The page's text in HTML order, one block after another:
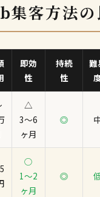
集客方法の
即効
性
持続
性
難
△
3〜6
ヶ月
◎
○
1〜2
ヶ月
◎